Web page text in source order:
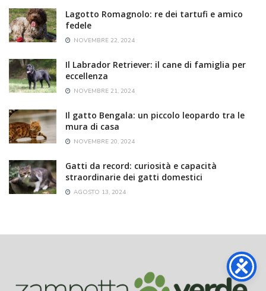
Lagotto Romagnolo: re dei tartufi e amico
fedele
NOVEMBRE 22, 2024
Il Labrador Retriever: il cane di famiglia per
eccellenza
NOVEMBRE 21, 2024
Il gatto Bengala: un piccolo leopardo tra le
mura di casa
NOVEMBRE 20, 2024
Gatti da record: curiosità e capacità
straordinarie dei gatti domestici
AGOSTO 13, 2024